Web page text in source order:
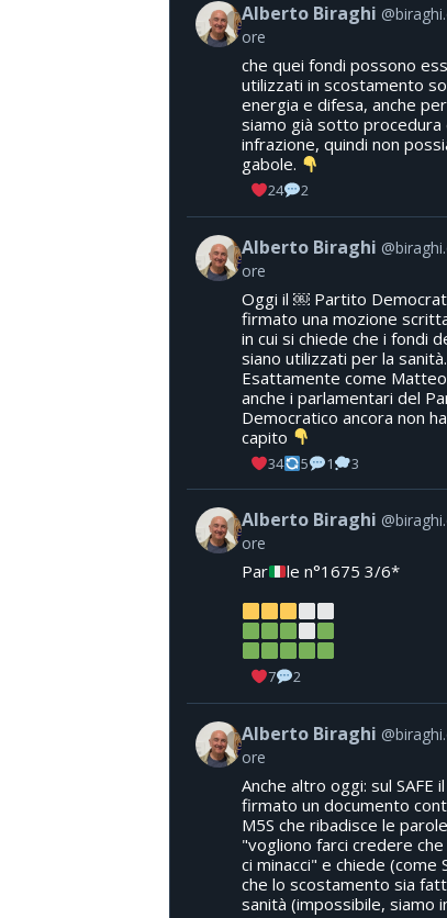
Alberto Biraghi
ore
che quei fondi possono
utilizzati in scostamento
energia e difesa, anche
siamo già sotto procedura
infrazione, quindi non
gabole.
24 2
Alberto Biraghi
ore
Oggi il ￼ Partito
firmato una mozione
in cui si chiede che i fondi
siano utilizzati per la sanità.
Esattamente come Matteo
anche i parlamentari del
Democratico ancora non
capito
34 5 1 3
Alberto Biraghi
ore
Par le n°1675 3/6*
7 2
Alberto Biraghi
ore
Anche altro oggi: sul SAFE
firmato un documento
M5S che ribadisce le
"vogliono farci credere che
ci minacci" e chiede (come
che lo scostamento sia
sanità (impossibile, siamo